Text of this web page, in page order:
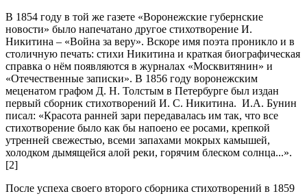
В 1854 году в той же газете «Воронежские губернские
новости» было напечатано другое стихотворение И.
Никитина – «Война за веру». Вскоре имя поэта проникло и в
столичную печать: стихи Никитина и краткая биографическая
справка о нём появляются в журналах «Москвитянин» и
«Отечественные записки». В 1856 году воронежским
меценатом графом Д. Н. Толстым в Петербурге был издан
первый сборник стихотворений И. С. Никитина. И.А. Бунин
писал: «Красота ранней зари передавалась им так, что все
стихотворение было как бы напоено ее росами, крепкой
утренней свежестью, всеми запахами мокрых камышей,
холодком дымящейся алой реки, горячим блеском солнца...».
[2]
После успеха своего второго сборника стихотворений в 1859